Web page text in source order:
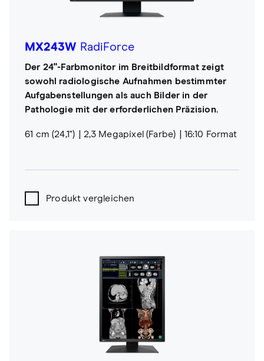
MX243W RadiForce
Der 24"-Farbmonitor im Breitbildformat zeigt
sowohl radiologische Aufnahmen bestimmter
Aufgabenstellungen als auch Bilder in der
Pathologie mit der erforderlichen Präzision.
61 cm (24,1") 2,3 Megapixel (Farbe) 16:10 Format
Produkt vergleichen